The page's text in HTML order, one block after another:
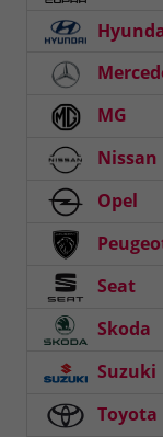
MG
Nissan
Opel
Seat
Skoda
Suzuki
Toyota